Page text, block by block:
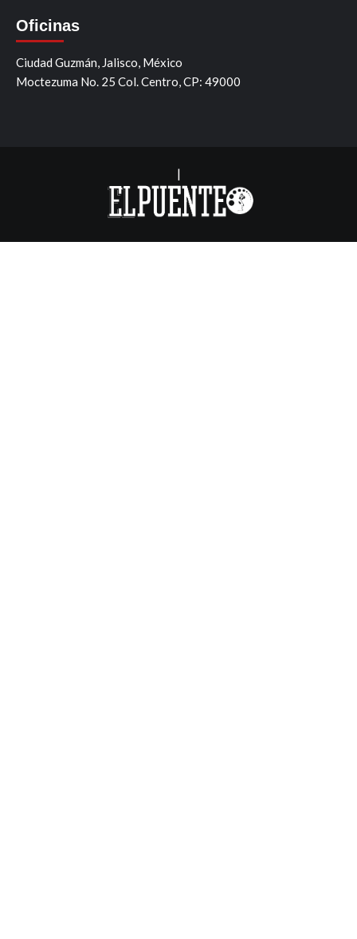
Oficinas
Ciudad Guzmán, Jalisco, México
Moctezuma No. 25 Col. Centro, CP: 49000
|